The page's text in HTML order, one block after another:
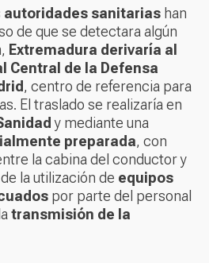
autoridades sanitarias han
de que se detectara algún
Extremadura derivaría al
Central de la Defensa
, centro de referencia para
El traslado se realizaría en
y mediante una
preparada, con
la cabina del conductor y
la utilización de equipos
por parte del personal
transmisión de la